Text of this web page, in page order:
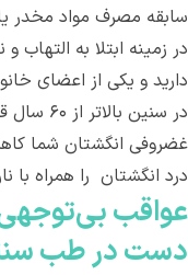
سابقه مصرف مواد مخدر
در زمینه ابتلا به
دارید و یکی از اعضای
در سنین
غضروفی انگشتان شما
درد انگشتان ‌ را همراه با
عواقب بی‌توجهی
دست در طب